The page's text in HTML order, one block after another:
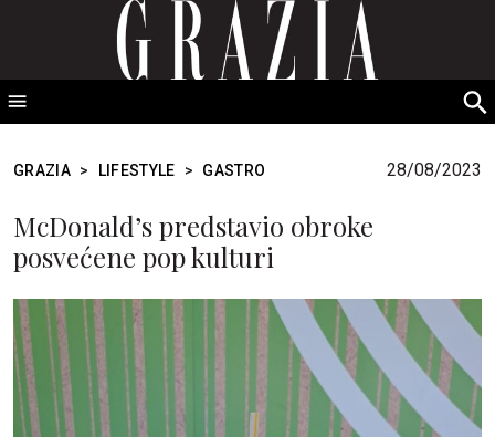
GRAZIA Srbija
GRAZIA > LIFESTYLE > GASTRO 28/08/2023
McDonald’s predstavio obroke
posvećene pop kulturi